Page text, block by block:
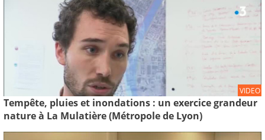
VIDEO
Tempête, pluies et inondations : un exercice grandeur
nature à La Mulatière (Métropole de Lyon)